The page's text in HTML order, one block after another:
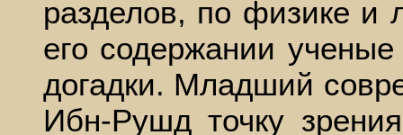
разделов, по физике и
его содержании
догадки. Младший
Ибн-Рушд точку